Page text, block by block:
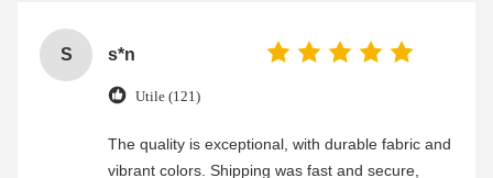
S s*n
Utile (121)
The quality is exceptional, with durable fabric and
vibrant colors. Shipping was fast and secure,